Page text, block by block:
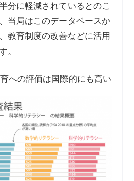
分に軽減されているとのこ
当局はこのデータベースか
教育制度の改善などに活用
。
への評価は国際的にも高い